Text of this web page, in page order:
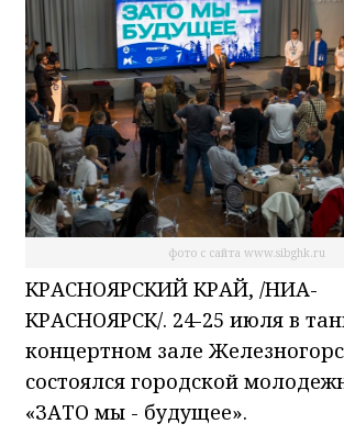
фото с сайта www.sibghk.ru
КРАСНОЯРСКИЙ КРАЙ, /НИА-
КРАСНОЯРСК/. 24-25 июля в
концертном зале
состоялся городской
«ЗАТО мы - будущее».